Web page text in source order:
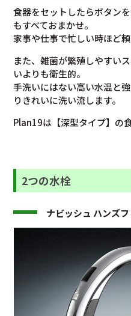
食器をセットしたらボタン
もすべておまかせ。
家事や仕事で忙しい時ほど頼
また、雑菌が繁殖しやすい
いよりも衛生的。
手洗いにはない高い水温と
りきれいに洗い流します。
Plan19は【深型タイプ】の
2つの水栓
ナビッシュ ハンズ